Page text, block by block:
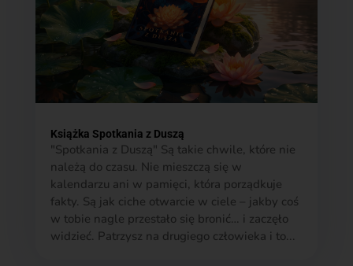
Książka Spotkania z Duszą
"Spotkania z Duszą" Są takie chwile, które nie
należą do czasu. Nie mieszczą się w
kalendarzu ani w pamięci, która porządkuje
fakty. Są jak ciche otwarcie w ciele – jakby coś
w tobie nagle przestało się bronić… i zaczęło
widzieć. Patrzysz na drugiego człowieka i to...